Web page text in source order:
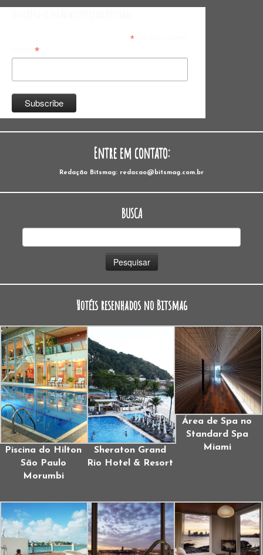
*indicates required
*
Entre em contato:
Redação Bitsmag: redacao@bitsmag.com.br
BUSCA
Hotéis resenhados no Bitsmag
Piscina do Hilton
São Paulo
Morumbi
Sheraton Grand
Rio Hotel & Resort
Área de Spa no
Standard Spa
Miami